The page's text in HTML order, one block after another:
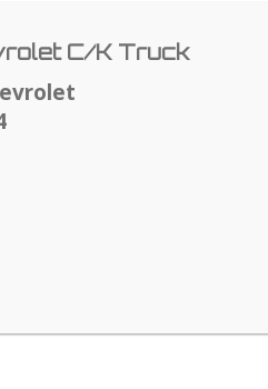
C/K Truck